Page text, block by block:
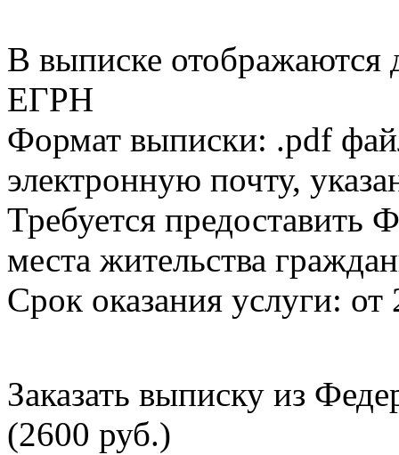
В выписке
ЕГРН
Формат выписки: .pdf
электронную почту,
Требуется
места жительства
Срок оказания услуги: от
Заказать выписку из
(2600 руб.)